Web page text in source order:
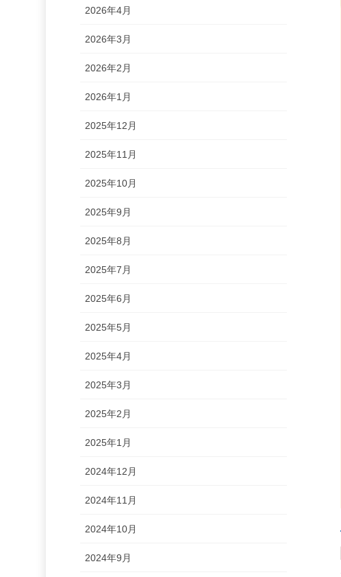
2026年4月
2026年3月
2026年2月
2026年1月
2025年12月
2025年11月
2025年10月
2025年9月
2025年8月
2025年7月
2025年6月
2025年5月
2025年4月
2025年3月
2025年2月
2025年1月
2024年12月
2024年11月
2024年10月
2024年9月